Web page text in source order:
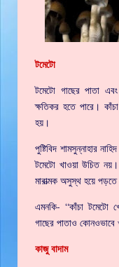
টমেটো
টমেটো গাছের পাতা
ক্ষতিকর হতে পারে।
হয়।
পুষ্টিবিদ শামসুন্নাহার
টমেটো খাওয়া উচিত
মারাত্মক অসুস্থ হয়ে পড়তে
এমনকি- “কাঁচা টমেটো
গাছের পাতাও কোনওভাবে
কাজু বাদাম